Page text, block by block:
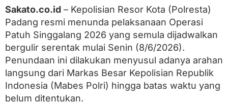
S
n
g
a
a
n
g
2
Sakato.co.id – Kepolisian Resor Kota (Polresta)
Padang resmi menunda pelaksanaan Operasi
Patuh Singgalang 2026 yang semula dijadwalkan
bergulir serentak mulai Senin (8/6/2026).
Penundaan ini dilakukan menyusul adanya arahan
langsung dari Markas Besar Kepolisian Republik
Indonesia (Mabes Polri) hingga batas waktu yang
belum ditentukan.